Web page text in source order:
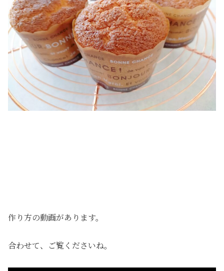
作り方の動画があります。
合わせて、ご覧くださいね。